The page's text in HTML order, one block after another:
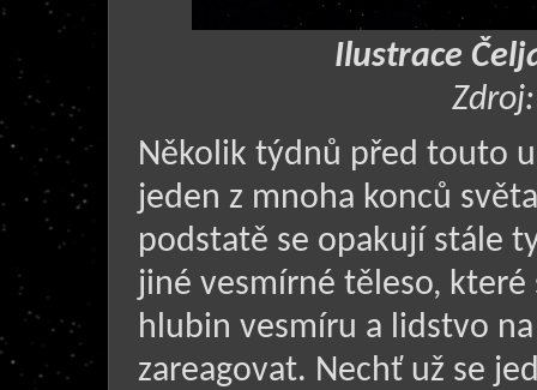
Ilustrace
Několik týdnů před touto
jeden z mnoha konců
podstatě se opakují stále
jiné vesmírné těleso,
hlubin vesmíru a lidstvo
zareagovat. Nechť už se